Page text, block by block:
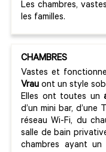
Les chambres,
les familles.
CHAMBRES
Vastes et
Vrau ont un style
Elles ont toutes un
d’un mini bar,
réseau Wi-Fi, du
salle de bain
chambres ayant